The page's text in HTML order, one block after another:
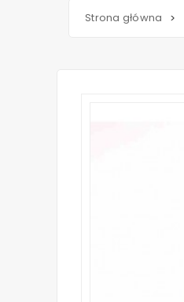
Strona główna >